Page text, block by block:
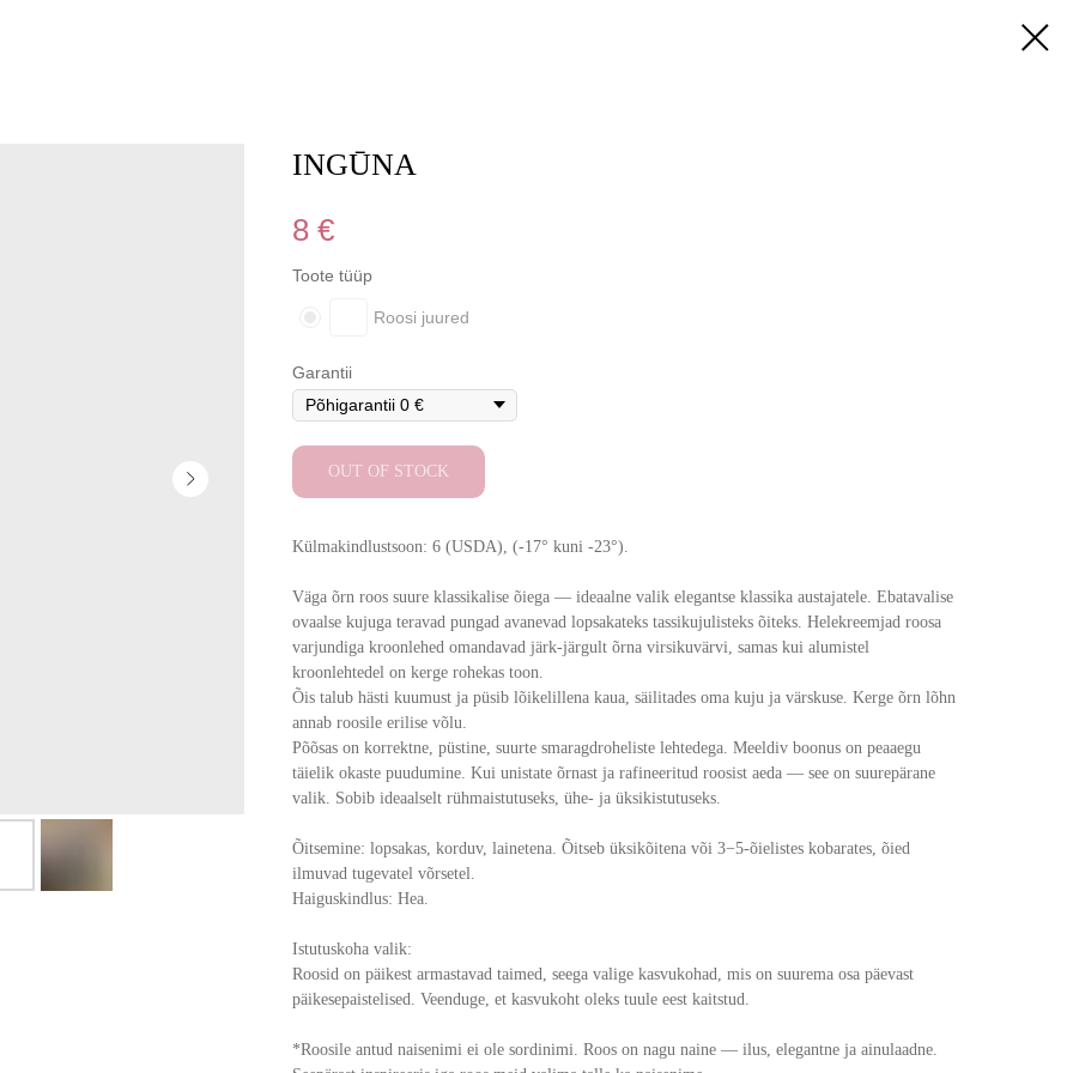
INGŪNA
8 €
Toote tüüp
Roosi juured
Garantii
OUT OF STOCK
Külmakindlustsoon: 6 (USDA), (-17° kuni -23°).
Väga õrn roos suure klassikalise õiega — ideaalne valik elegantse klassika austajatele. Ebatavalise
ovaalse kujuga teravad pungad avanevad lopsakateks tassikujulisteks õiteks. Helekreemjad roosa
varjundiga kroonlehed omandavad järk-järgult õrna virsikuvärvi, samas kui alumistel
kroonlehtedel on kerge rohekas toon.
Õis talub hästi kuumust ja püsib lõikelillena kaua, säilitades oma kuju ja värskuse. Kerge õrn lõhn
annab roosile erilise võlu.
Põõsas on korrektne, püstine, suurte smaragdroheliste lehtedega. Meeldiv boonus on peaaegu
täielik okaste puudumine. Kui unistate õrnast ja rafineeritud roosist aeda — see on suurepärane
valik. Sobib ideaalselt rühmaistutuseks, ühe- ja üksikistutuseks.
Õitsemine: lopsakas, korduv, lainetena. Õitseb üksikõitena või 3−5-õielistes kobarates, õied
ilmuvad tugevatel võrsetel.
Haiguskindlus: Hea.
Istutuskoha valik:
Roosid on päikest armastavad taimed, seega valige kasvukohad, mis on suurema osa päevast
päikesepaistelised. Veenduge, et kasvukoht oleks tuule eest kaitstud.
*Roosile antud naisenimi ei ole sordinimi. Roos on nagu naine — ilus, elegantne ja ainulaadne.